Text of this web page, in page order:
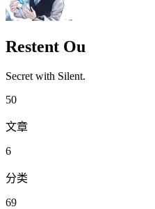
Restent Ou
Secret with Silent.
50
文章
6
分类
69